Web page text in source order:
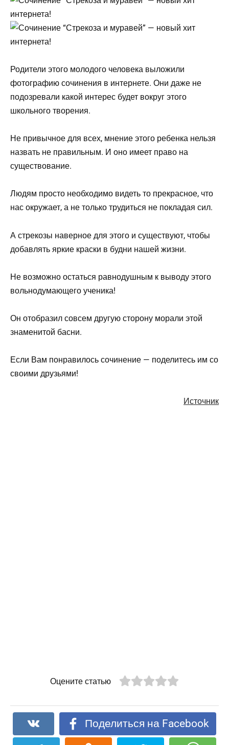
Родители этого молодого человека выложили
фотографию сочинения в интернете. Они даже не
подозревали какой интерес будет вокруг этого
школьного творения.
Не привычное для всех, мнение этого ребенка нельзя
назвать не правильным. И оно имеет право на
существование.
Людям просто необходимо видеть то прекрасное, что
нас окружает, а не только трудиться не покладая сил.
А стрекозы наверное для этого и существуют, чтобы
добавлять яркие краски в будни нашей жизни.
Не возможно остаться равнодушным к выводу этого
вольнодумающего ученика!
Он отобразил совсем другую сторону морали этой
знаменитой басни.
Если Вам понравилось сочинение — поделитесь им со
своими друзьями!
Источник
Оцените статью
Поделиться на Facebook